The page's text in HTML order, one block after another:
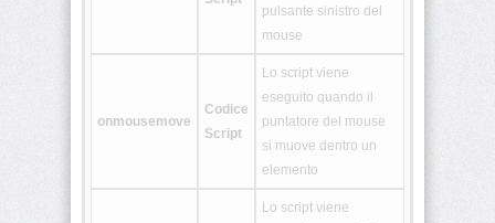
pulsante sinistro del
mouse
onmousemove
Codice
Script
Lo script viene
eseguito quando il
puntatore del mouse
si muove dentro un
elemento
Lo script viene